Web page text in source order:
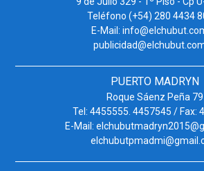
Teléfono (+54) 280 4434
E-Mail:
PUERTO MADRYN
Roque Sáenz Peña 79
Tel: 4455555. 4457545 / Fax:
E-Mail: